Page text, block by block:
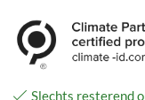
Slechts resterend